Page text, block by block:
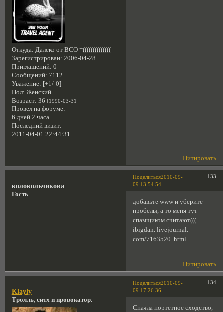
Откуда: Далеко от ВСО =((((((((((((((
Зарегистрирован: 2006-04-28
Приглашений: 0
Сообщений: 7112
Уважение: [+1/-0]
Пол: Женский
Возраст: 36 [1990-03-31]
Провел на форуме:
6 дней 2 часа
Последний визит:
2011-04-01 22:44:31
Цитировать
Поделиться 133
2010-09-
09 13:54:54
колокольчикова
Гость
добавьте www и уберите
пробелы, а то меня тут
спамщиком считают(((
ibigdan. livejournal.
com/7163520 .html
Цитировать
Поделиться 134
2010-09-
09 17:26:36
Klayly
Тролль, ситх и провокатор.
Сначла портетное сходство,